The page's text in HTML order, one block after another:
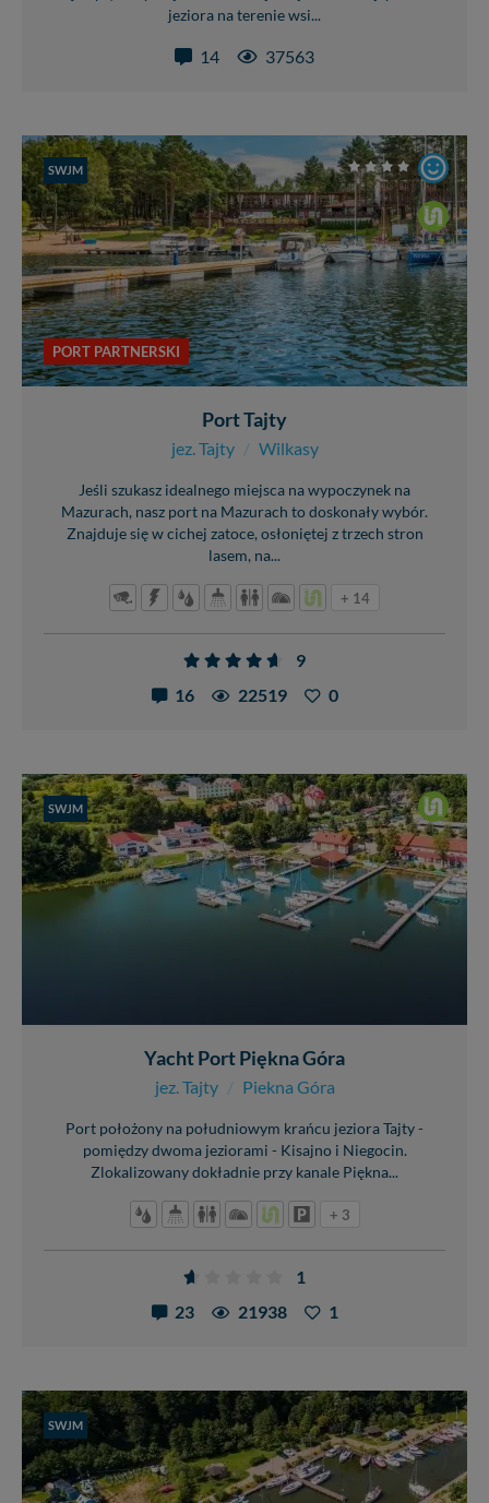
jeziora na terenie wsi...
14 37563
SWJM
PORT PARTNERSKI
Port Tajty
jez. Tajty / Wilkasy
Jeśli szukasz idealnego miejsca na wypoczynek na
Mazurach, nasz port na Mazurach to doskonały wybór.
Znajduje się w cichej zatoce, osłoniętej z trzech stron
lasem, na...
+ 14
9
16
22519 0
SWJM
Yacht Port Piękna Góra
jez. Tajty / Piekna Góra
Port położony na południowym krańcu jeziora Tajty -
pomiędzy dwoma jeziorami - Kisajno i Niegocin.
Zlokalizowany dokładnie przy kanale Piękna...
+ 3
1
23
21938 1
SWJM